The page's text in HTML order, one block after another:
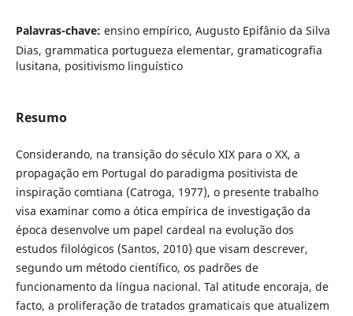
Palavras-chave: ensino empírico, Augusto Epifânio da Silva
Dias, grammatica portugueza elementar, gramaticografia
lusitana, positivismo linguístico
Resumo
Considerando, na transição do século XIX para o XX, a
propagação em Portugal do paradigma positivista de
inspiração comtiana (Catroga, 1977), o presente trabalho
visa examinar como a ótica empírica de investigação da
época desenvolve um papel cardeal na evolução dos
estudos filológicos (Santos, 2010) que visam descrever,
segundo um método científico, os padrões de
funcionamento da língua nacional. Tal atitude encoraja, de
facto, a proliferação de tratados gramaticais que atualizem